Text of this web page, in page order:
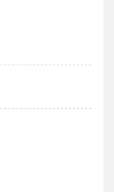
对炉内空间进
定氮气吹扫
的退火处理。
外罩及底座组
加热装置(电热
独或与罩内同